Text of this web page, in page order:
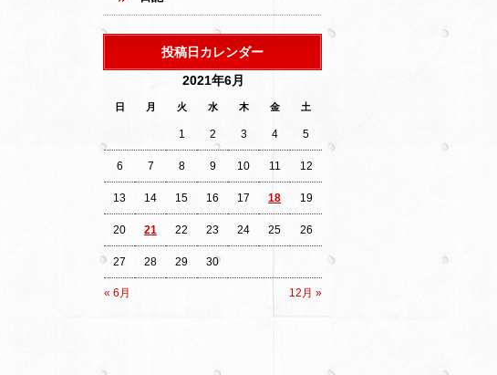
投稿日カレンダー
2021年6月
日 月 火 水 木 金 土
« 6月 12月 »
1 2 3 4 5
6 7 8 9 10 11 12
13 14 15 16 17 18 19
20 21 22 23 24 25 26
27 28 29 30